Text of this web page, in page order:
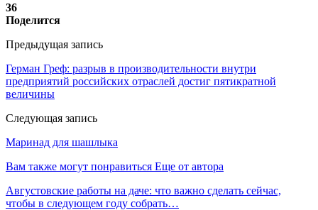
36
Поделится
Предыдущая запись
Герман Греф: разрыв в производительности внутри
предприятий российских отраслей достиг пятикратной
величины
Следующая запись
Маринад для шашлыка
Вам также могут понравиться Еще от автора
Августовские работы на даче: что важно сделать сейчас,
чтобы в следующем году собрать…